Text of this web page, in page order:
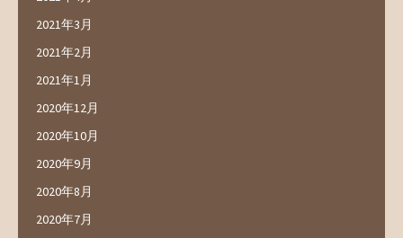
2021年3月
2021年2月
2021年1月
2020年12月
2020年10月
2020年9月
2020年8月
2020年7月